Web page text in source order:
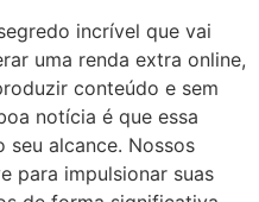
incrível que vai
uma renda extra online,
conteúdo e sem
notícia é que essa
alcance. Nossos
para impulsionar suas